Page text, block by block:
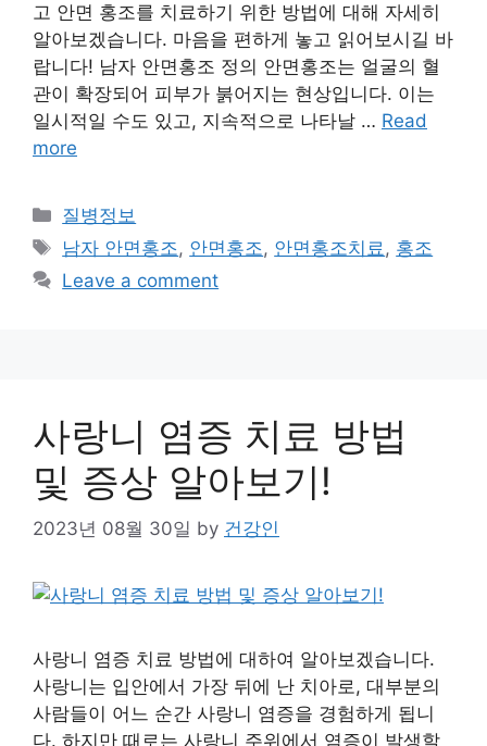
고 안면 홍조를 치료하기 위한 방법에 대해 자세히
알아보겠습니다. 마음을 편하게 놓고 읽어보시길 바
랍니다! 남자 안면홍조 정의 안면홍조는 얼굴의 혈
관이 확장되어 피부가 붉어지는 현상입니다. 이는
일시적일 수도 있고, 지속적으로 나타날 … Read
more
Categories
질병정보
Tags
남자 안면홍조, 안면홍조, 안면홍조치료, 홍조
Leave a comment
사랑니 염증 치료 방법
및 증상 알아보기!
2023년 08월 30일 by 건강인
사랑니 염증 치료 방법에 대하여 알아보겠습니다.
사랑니는 입안에서 가장 뒤에 난 치아로, 대부분의
사람들이 어느 순간 사랑니 염증을 경험하게 됩니
다. 하지만 때로는 사랑니 주위에서 염증이 발생할